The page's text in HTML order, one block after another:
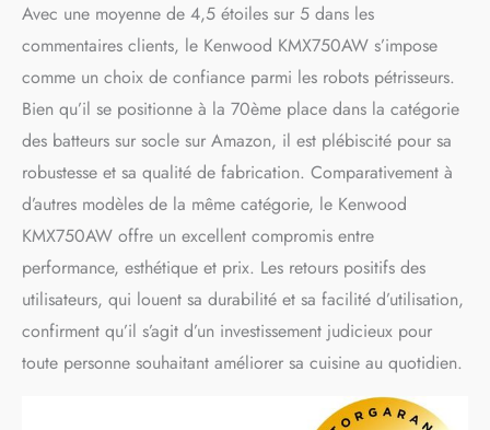
Avec une moyenne de 4,5 étoiles sur 5 dans les
commentaires clients, le Kenwood KMX750AW s’impose
comme un choix de confiance parmi les robots pétrisseurs.
Bien qu’il se positionne à la 70ème place dans la catégorie
des batteurs sur socle sur Amazon, il est plébiscité pour sa
robustesse et sa qualité de fabrication. Comparativement à
d’autres modèles de la même catégorie, le Kenwood
KMX750AW offre un excellent compromis entre
performance, esthétique et prix. Les retours positifs des
utilisateurs, qui louent sa durabilité et sa facilité d’utilisation,
confirment qu’il s’agit d’un investissement judicieux pour
toute personne souhaitant améliorer sa cuisine au quotidien.